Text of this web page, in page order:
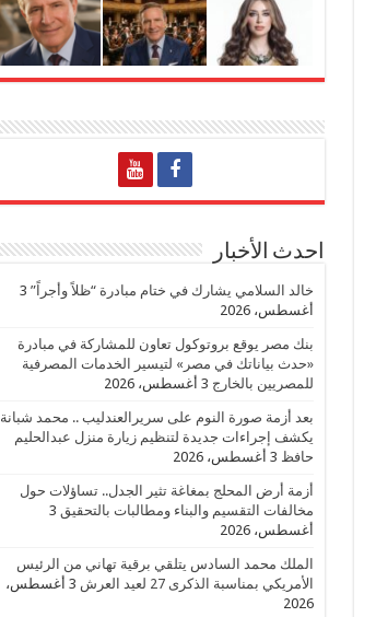
احدث الأخبار
خالد السلامي يشارك في ختام مبادرة “ظلاً وأجراً” 3
أغسطس، 2026
بنك مصر يوقع بروتوكول تعاون للمشاركة في مبادرة
«حدث بياناتك في مصر» لتيسير الخدمات المصرفية
للمصريين بالخارج 3 أغسطس، 2026
بعد أزمة صورة النوم على سريرالعندليب .. محمد شبانة
يكشف إجراءات جديدة لتنظيم زيارة منزل عبدالحليم
حافظ 3 أغسطس، 2026
أزمة أرض المحلج بمغاغة تثير الجدل.. تساؤلات حول
مخالفات التقسيم والبناء ومطالبات بالتحقيق 3
أغسطس، 2026
الملك محمد السادس يتلقي برقية تهاني من الرئيس
الأمريكي بمناسبة الذكرى 27 لعيد العرش
3 أغسطس،
2026